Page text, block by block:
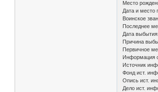
Место
Дата и место
Воинское
Последнее
Дата
Причина
Первичное
Информация
Источник
Фонд ист.
Опись ист.
Дело ист.